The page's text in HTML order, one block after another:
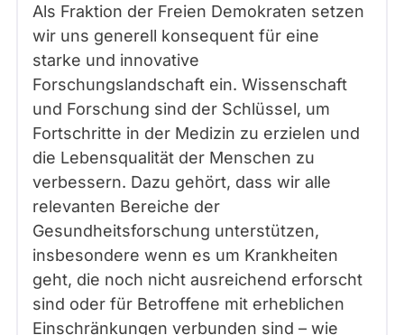
Als Fraktion der Freien Demokraten setzen
wir uns generell konsequent für eine
starke und innovative
Forschungslandschaft ein. Wissenschaft
und Forschung sind der Schlüssel, um
Fortschritte in der Medizin zu erzielen und
die Lebensqualität der Menschen zu
verbessern. Dazu gehört, dass wir alle
relevanten Bereiche der
Gesundheitsforschung unterstützen,
insbesondere wenn es um Krankheiten
geht, die noch nicht ausreichend erforscht
sind oder für Betroffene mit erheblichen
Einschränkungen verbunden sind – wie